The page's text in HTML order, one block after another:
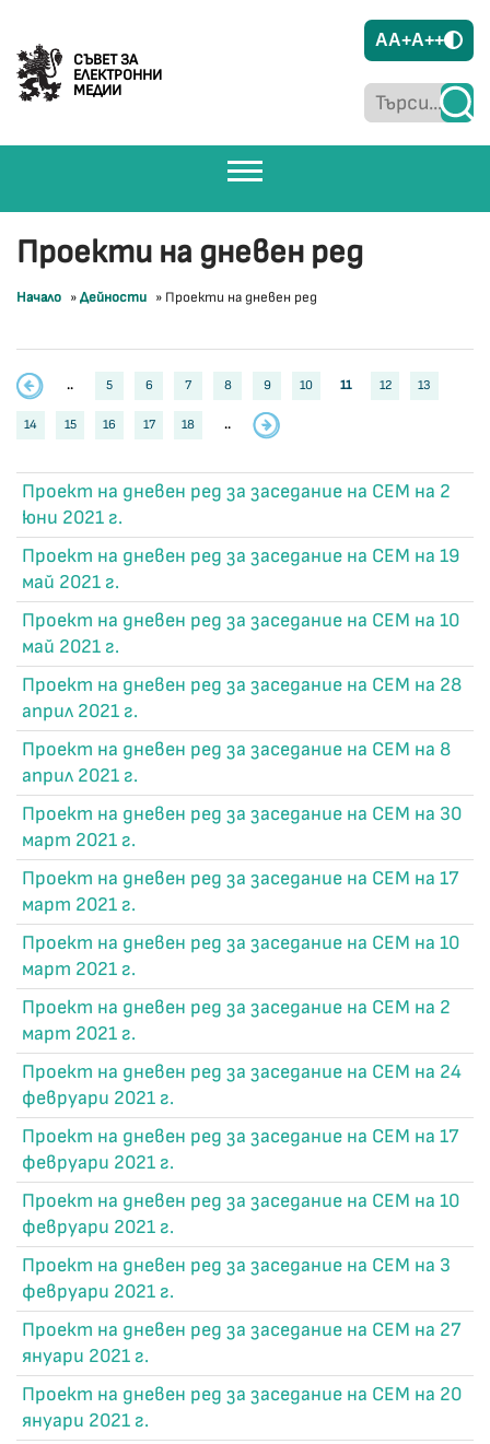
СЪВЕТ ЗА
ЕЛЕКТРОННИ
МЕДИИ
AA+A++
Проекти на дневен ред
Начало »Дейности » Проекти на дневен ред
.. 5 6 7 8 9 10 11 12 13
14 15 16 17 18 ..
Проект на дневен ред за заседание на СЕМ на 2
юни 2021 г.
Проект на дневен ред за заседание на СЕМ на 19
май 2021 г.
Проект на дневен ред за заседание на СЕМ на 10
май 2021 г.
Проект на дневен ред за заседание на СЕМ на 28
април 2021 г.
Проект на дневен ред за заседание на СЕМ на 8
април 2021 г.
Проект на дневен ред за заседание на СЕМ на 30
март 2021 г.
Проект на дневен ред за заседание на СЕМ на 17
март 2021 г.
Проект на дневен ред за заседание на СЕМ на 10
март 2021 г.
Проект на дневен ред за заседание на СЕМ на 2
март 2021 г.
Проект на дневен ред за заседание на СЕМ на 24
февруари 2021 г.
Проект на дневен ред за заседание на СЕМ на 17
февруари 2021 г.
Проект на дневен ред за заседание на СЕМ на 10
февруари 2021 г.
Проект на дневен ред за заседание на СЕМ на 3
февруари 2021 г.
Проект на дневен ред за заседание на СЕМ на 27
януари 2021 г.
Проект на дневен ред за заседание на СЕМ на 20
януари 2021 г.